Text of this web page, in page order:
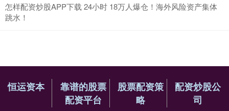
怎样配资炒股APP下载 24小时 18万人爆仓！海外风险资产集体
跳水！
恒运资本
靠谱的股票
配资平台
股票配资策
略
配资炒股公
司